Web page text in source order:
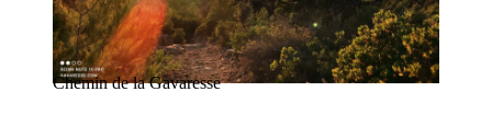
Chemin de la Gavaresse